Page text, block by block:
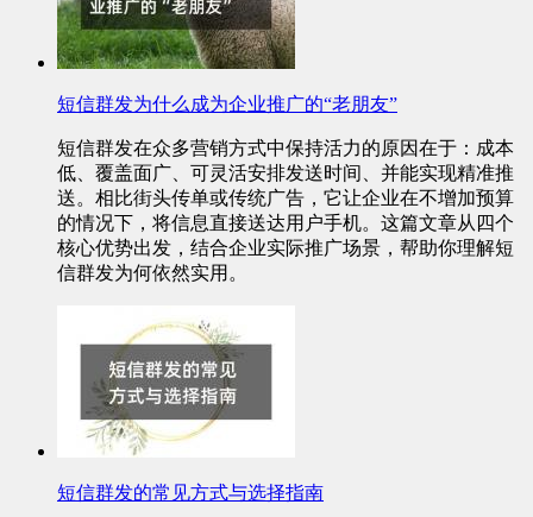
短信群发为什么成为企业推广的“老朋友”
短信群发在众多营销方式中保持活力的原因在于：成本
低、覆盖面广、可灵活安排发送时间、并能实现精准推
送。相比街头传单或传统广告，它让企业在不增加预算
的情况下，将信息直接送达用户手机。这篇文章从四个
核心优势出发，结合企业实际推广场景，帮助你理解短
信群发为何依然实用。
短信群发的常见方式与选择指南